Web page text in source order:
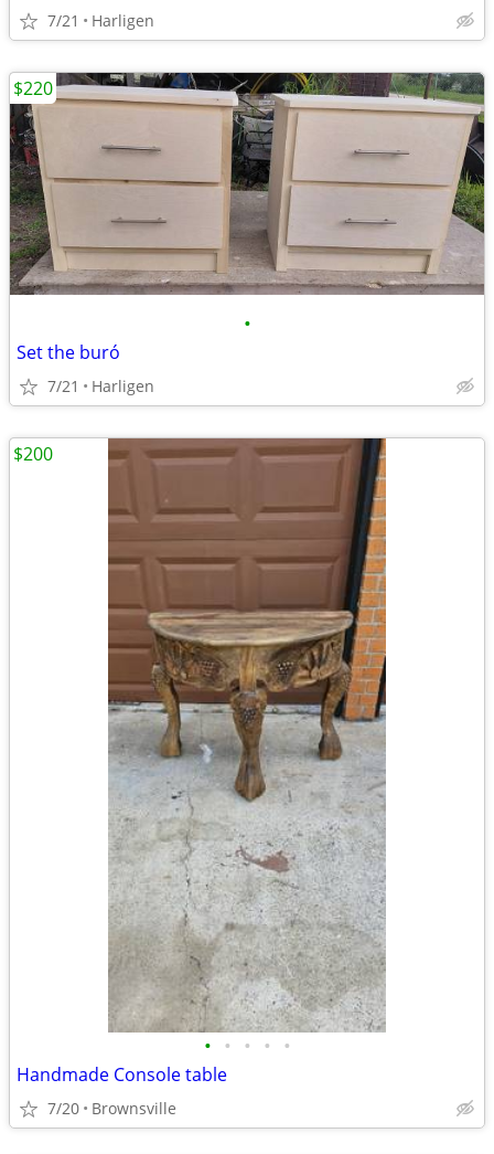
7/21 Harligen
•
Set the buró
7/21 Harligen
$220
• • • • •
Handmade Console table
7/20 Brownsville
$200